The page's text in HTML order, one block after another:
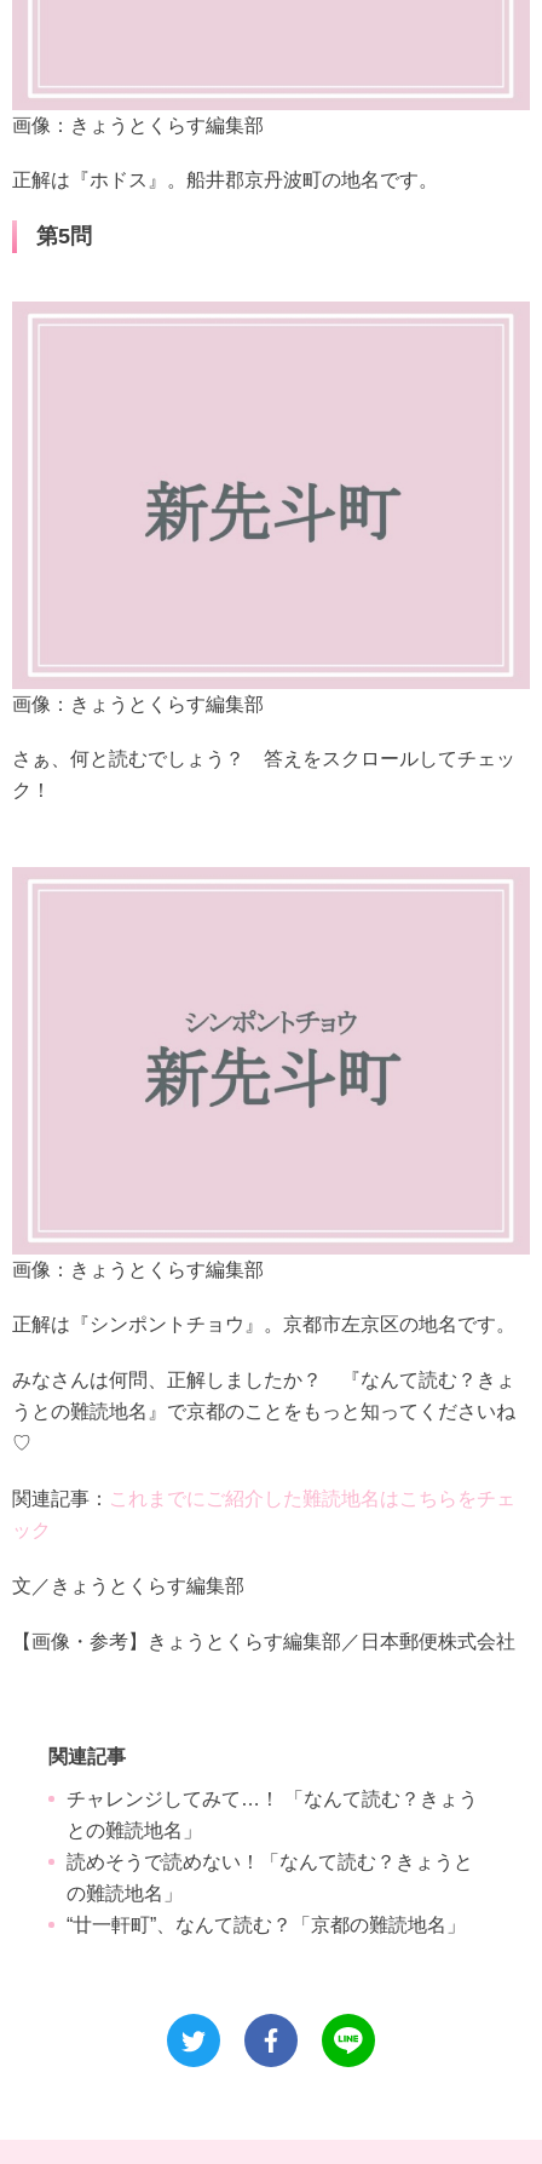
画像：きょうとくらす編集部
正解は『ホドス』。船井郡京丹波町の地名です。
第5問
画像：きょうとくらす編集部
さぁ、何と読むでしょう？ 答えをスクロールしてチェッ
ク！
画像：きょうとくらす編集部
正解は『シンポントチョウ』。京都市左京区の地名です。
みなさんは何問、正解しましたか？ 『なんて読む？きょ
うとの難読地名』で京都のことをもっと知ってくださいね
♡
関連記事： これまでにご紹介した難読地名はこちらをチェ
ック
文／きょうとくらす編集部
【画像・参考】きょうとくらす編集部／日本郵便株式会社
関連記事
チャレンジしてみて…！ 「なんて読む？きょう
との難読地名」
読めそうで読めない！「なんて読む？きょうと
の難読地名」
“廿一軒町”、なんて読む？「京都の難読地名」